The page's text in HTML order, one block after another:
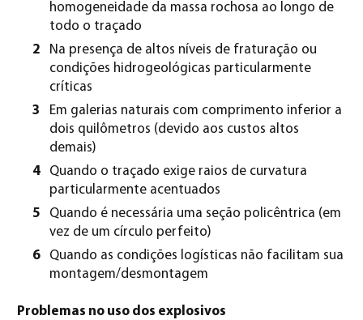
homogeneidade da massa rochosa ao longo de
todo o traçado
Na presença de altos níveis de fraturação ou
condições hidrogeológicas particularmente
críticas
Em galerias naturais com comprimento inferior a
dois quilômetros (devido aos custos altos
demais)
Quando o traçado exige raios de curvatura
particularmente acentuados
Quando é necessária uma seção policêntrica (em
vez de um círculo perfeito)
Quando as condições logísticas não facilitam sua
montagem/desmontagem
Problemas no uso dos explosivos